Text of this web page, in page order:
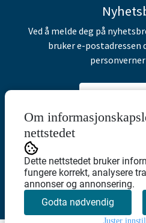
Om
nettstedet
Dette nettstedet bruker
fungere korrekt, analysere
annonser og annonsering.
Godta nødvendig
Juster
Ved å melde deg på
bruker e-postadressen
Abonner på